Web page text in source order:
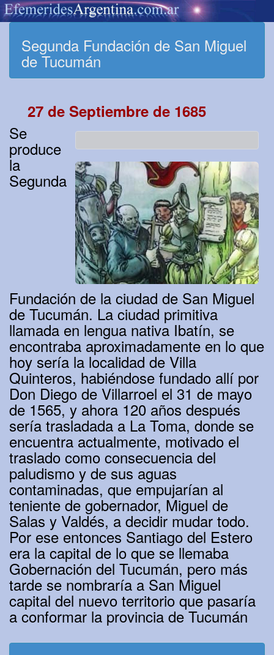
Segunda Fundación de San Miguel
de Tucumán
27 de Septiembre de 1685
Se
produce
la
Segunda
Fundación de la ciudad de San Miguel
de Tucumán. La ciudad primitiva
llamada en lengua nativa Ibatín, se
encontraba aproximadamente en lo que
hoy sería la localidad de Villa
Quinteros, habiéndose fundado allí por
Don Diego de Villarroel el 31 de mayo
de 1565, y ahora 120 años después
sería trasladada a La Toma, donde se
encuentra actualmente, motivado el
traslado como consecuencia del
paludismo y de sus aguas
contaminadas, que empujarían al
teniente de gobernador, Miguel de
Salas y Valdés, a decidir mudar todo.
Por ese entonces Santiago del Estero
era la capital de lo que se llemaba
Gobernación del Tucumán, pero más
tarde se nombraría a San Miguel
capital del nuevo territorio que pasaría
a conformar la provincia de Tucumán